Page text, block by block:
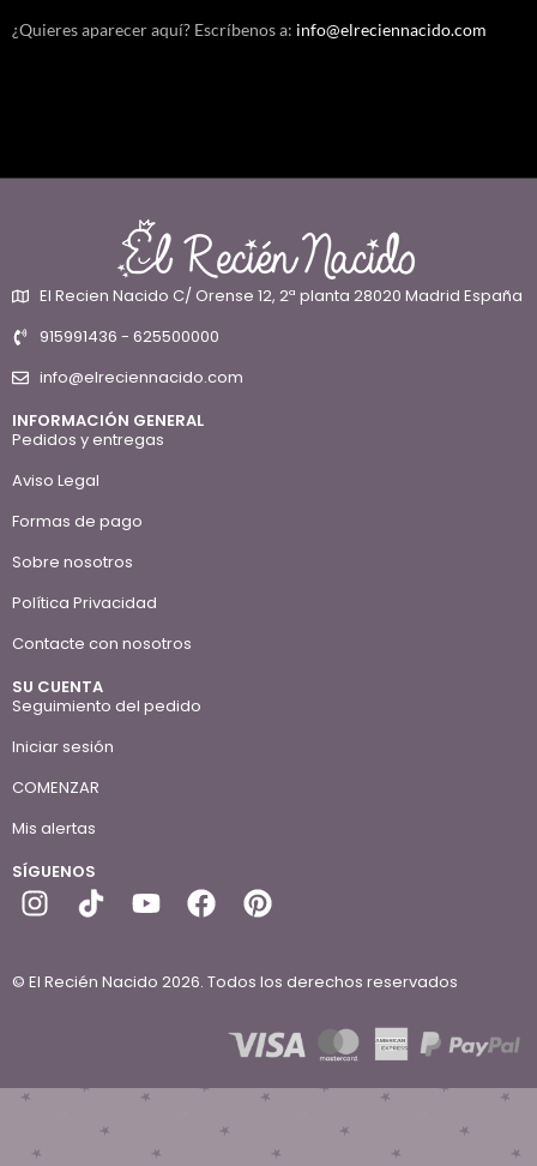
¿Quieres aparecer aquí? Escríbenos a: info@elreciennacido.com
El Recien Nacido C/ Orense 12, 2ª planta 28020 Madrid España
915991436 - 625500000
info@elreciennacido.com
INFORMACIÓN GENERAL
Pedidos y entregas
Aviso Legal
Formas de pago
Sobre nosotros
Política Privacidad
Contacte con nosotros
SU CUENTA
Seguimiento del pedido
Iniciar sesión
COMENZAR
Mis alertas
SÍGUENOS
© El Recién Nacido 2026. Todos los derechos reservados